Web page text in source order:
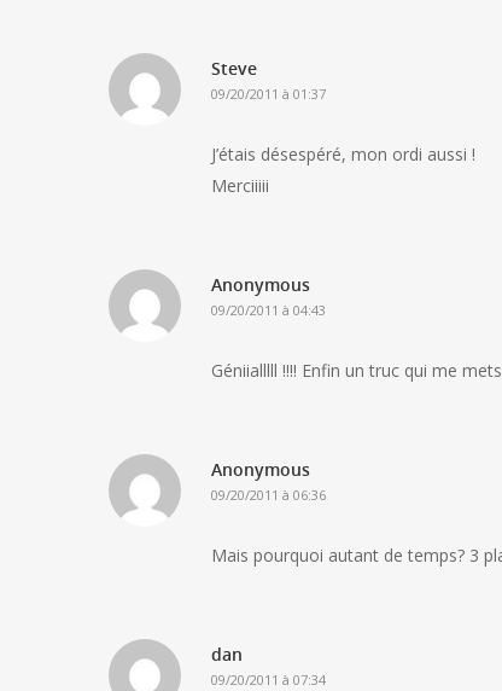
Steve
09/20/2011 à 01:37
J’étais désespéré, mon ordi aussi !
Merciiiii
Anonymous
09/20/2011 à 04:43
Géniialllll !!!! Enfin un truc qui me
Anonymous
09/20/2011 à 06:36
Mais pourquoi autant de temps? 3
dan
09/20/2011 à 07:34